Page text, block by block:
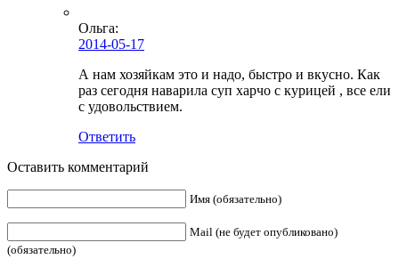
Ольга:
2014-05-17
А нам хозяйкам это и надо, быстро и вкусно. Как
раз сегодня наварила суп харчо с курицей , все ели
с удовольствием.
Ответить
Оставить комментарий
Имя (обязательно)
Mail (не будет опубликовано)
(обязательно)